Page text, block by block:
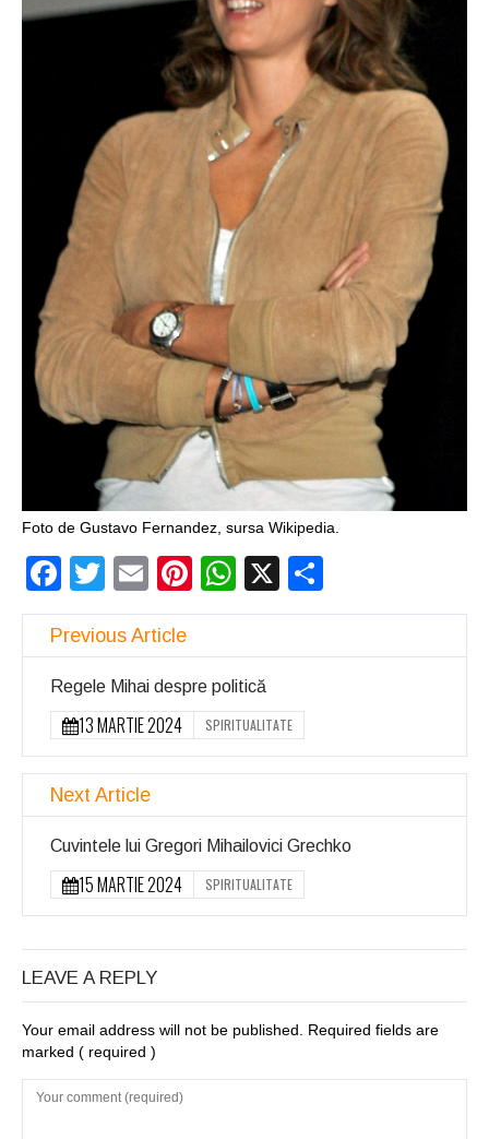
Foto de Gustavo Fernandez, sursa Wikipedia.
Facebook
Twitter
EmailPinterest
WhatsApp
X
Previous Article
Regele Mihai despre politică
13 MARTIE 2024 SPIRITUALITATE
Next Article
Cuvintele lui Gregori Mihailovici Grechko
15 MARTIE 2024 SPIRITUALITATE
LEAVE A REPLY
Your email address will not be published. Required fields are
marked ( required )